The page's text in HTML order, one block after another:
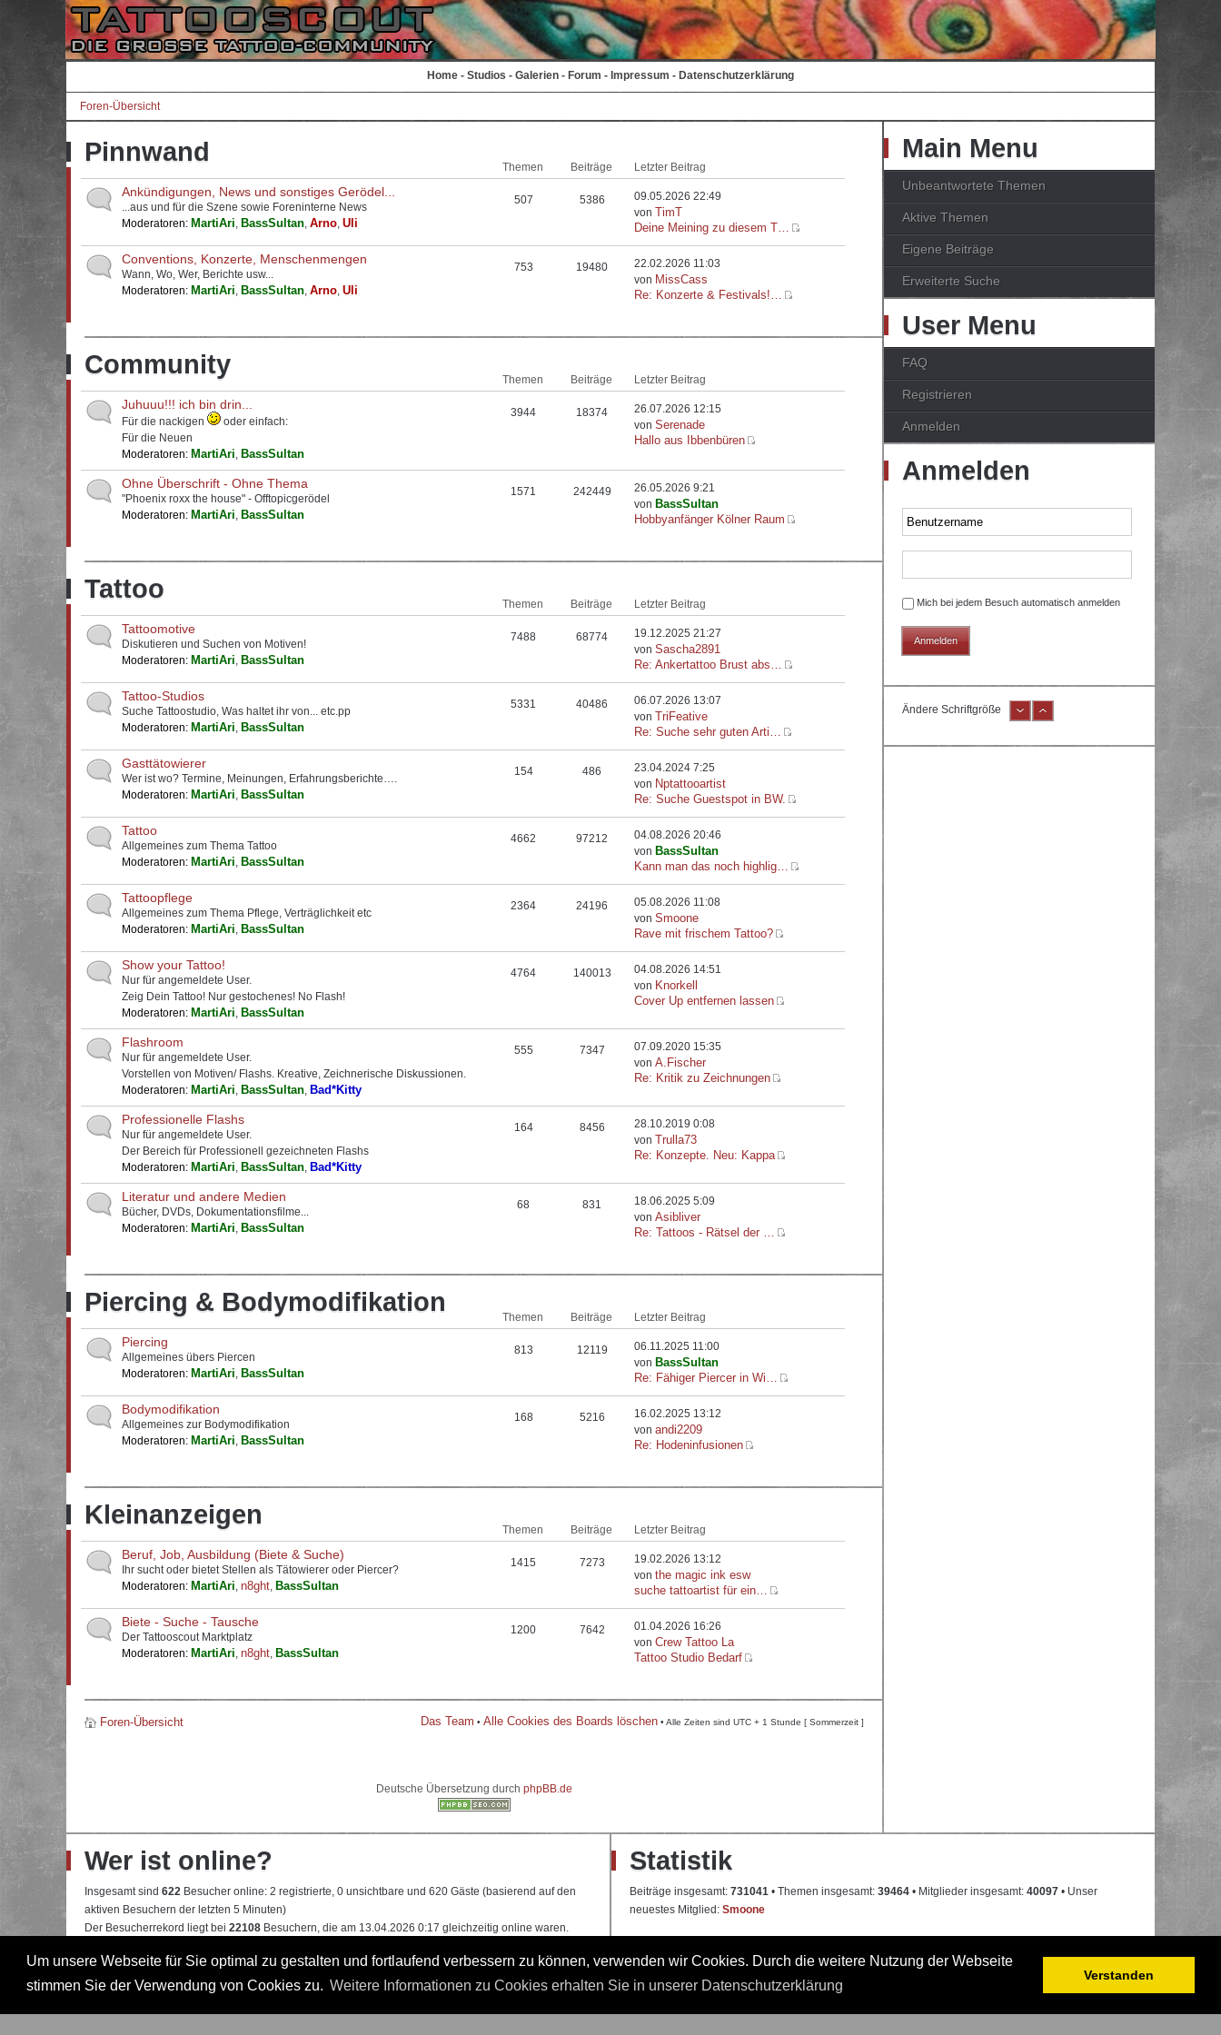
Um unsere Webseite für Sie optimal zu gestalten und fortlaufend verbessern zu können, verwenden wir Cookies. Durch die weitere Nutzung der Webseite
stimmen Sie der Verwendung von Cookies zu. Weitere Informationen zu Cookies erhalten Sie in unserer Datenschutzerklärung
Verstanden
Home - Studios - Galerien - Forum - Impressum - Datenschutzerklärung
Foren-Übersicht
Pinnwand
Themen Beiträge Letzter Beitrag
Ankündigungen, News und sonstiges Gerödel...
...aus und für die Szene sowie Foreninterne News
Moderatoren: MartiAri, BassSultan, Arno, Uli
507 5386
09.05.2026 22:49
von TimT
Deine Meining zu diesem T…
Conventions, Konzerte, Menschenmengen
Wann, Wo, Wer, Berichte usw...
Moderatoren: MartiAri, BassSultan, Arno, Uli
753 19480
22.02.2026 11:03
von MissCass
Re: Konzerte & Festivals!…
Community
Themen Beiträge Letzter Beitrag
Juhuuu!!! ich bin drin...
Für die nackigen
oder einfach:
Für die Neuen
Moderatoren: MartiAri, BassSultan
3944 18374
26.07.2026 12:15
vonSerenade
Hallo aus Ibbenbüren
Ohne Überschrift - Ohne Thema
"Phoenix roxx the house" - Offtopicgerödel
Moderatoren: MartiAri, BassSultan
1571 242449
26.05.2026 9:21
von BassSultan
Hobbyanfänger Kölner Raum
Tattoo
Themen Beiträge Letzter Beitrag
Tattoomotive
Diskutieren und Suchen von Motiven!
Moderatoren: MartiAri, BassSultan
7488 68774
19.12.2025 21:27
vonSascha2891
Re: Ankertattoo Brust abs…
Tattoo-Studios
Suche Tattoostudio, Was haltet ihr von... etc.pp
Moderatoren: MartiAri, BassSultan
5331 40486
06.07.2026 13:07
von TriFeative
Re: Suche sehr guten Arti…
Gasttätowierer
Wer ist wo? Termine, Meinungen, Erfahrungsberichte….
Moderatoren: MartiAri, BassSultan
154 486
23.04.2024 7:25
von Nptattooartist
Re: Suche Guestspot in BW.
Tattoo
Allgemeines zum Thema Tattoo
Moderatoren: MartiAri, BassSultan
4662 97212
04.08.2026 20:46
von BassSultan
Kann man das noch highlig…
Tattoopflege
Allgemeines zum Thema Pflege, Verträglichkeit etc
Moderatoren: MartiAri, BassSultan
2364 24196
05.08.2026 11:08
vonSmoone
Rave mit frischem Tattoo?
Show your Tattoo!
Nur für angemeldete User.
Zeig Dein Tattoo! Nur gestochenes! No Flash!
Moderatoren: MartiAri, BassSultan
4764 140013
04.08.2026 14:51
von Knorkell
Cover Up entfernen lassen
Flashroom
Nur für angemeldete User.
Vorstellen von Motiven/ Flashs. Kreative, Zeichnerische Diskussionen.
Moderatoren: MartiAri, BassSultan, Bad*Kitty
555 7347
07.09.2020 15:35
vonA.Fischer
Re: Kritik zu Zeichnungen
Professionelle Flashs
Nur für angemeldete User.
Der Bereich für Professionell gezeichneten Flashs
Moderatoren: MartiAri, BassSultan, Bad*Kitty
164 8456
28.10.2019 0:08
von Trulla73
Re: Konzepte. Neu: Kappa
Literatur und andere Medien
Bücher, DVDs, Dokumentationsfilme...
Moderatoren: MartiAri, BassSultan
68 831
18.06.2025 5:09
vonAsibliver
Re: Tattoos - Rätsel der …
Piercing & Bodymodifikation
Themen Beiträge Letzter Beitrag
Piercing
Allgemeines übers Piercen
Moderatoren: MartiAri, BassSultan
813 12119
06.11.2025 11:00
von BassSultan
Re: Fähiger Piercer in Wi…
Bodymodifikation
Allgemeines zur Bodymodifikation
Moderatoren: MartiAri, BassSultan
168 5216
16.02.2025 13:12
vonandi2209
Re: Hodeninfusionen
Kleinanzeigen
Themen Beiträge Letzter Beitrag
Beruf, Job, Ausbildung (Biete & Suche)
Ihr sucht oder bietet Stellen als Tätowierer oder Piercer?
Moderatoren: MartiAri, n8ght, BassSultan
1415 7273
19.02.2026 13:12
vonthe magic ink esw
suche tattoartist für ein…
Biete - Suche - Tausche
Der Tattooscout Marktplatz
Moderatoren: MartiAri, n8ght, BassSultan
1200 7642
01.04.2026 16:26
vonCrew Tattoo La
Tattoo Studio Bedarf
Foren-Übersicht Das Team • Alle Cookies des Boards löschen • Alle Zeiten sind UTC + 1 Stunde [ Sommerzeit ]
Deutsche Übersetzung durch phpBB.de
Main Menu
Unbeantwortete Themen
Aktive Themen
Eigene Beiträge
Erweiterte Suche
User Menu
FAQ
Registrieren
Anmelden
Anmelden
Mich bei jedem Besuch automatisch anmelden
Ändere Schriftgröße
Wer ist online?
Insgesamt sind 622 Besucher online: 2 registrierte, 0 unsichtbare und 620 Gäste (basierend auf den
aktiven Besuchern der letzten 5 Minuten)
Der Besucherrekord liegt bei 22108 Besuchern, die am 13.04.2026 0:17 gleichzeitig online waren.
Mitglieder:Google [Bot], Google Adsense [Bot]
Legende: Administrator,Moderator,Professional Professional in Ausbildung
Statistik
Beiträge insgesamt: 731041 • Themen insgesamt: 39464 • Mitglieder insgesamt: 40097 • Unser
neuestes Mitglied: Smoone